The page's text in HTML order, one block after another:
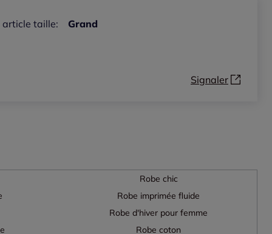
article taille: Grand
Signaler
Robe chic
Robe imprimée fluide
Robe d'hiver pour femme
Robe coton